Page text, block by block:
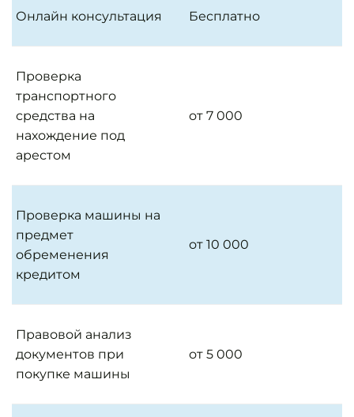
Онлайн консультация Бесплатно
Проверка
транспортного
средства на
нахождение под
арестом
от 7 000
Проверка машины на
предмет
обременения
кредитом
от 10 000
Правовой анализ
документов при
покупке машины
от 5 000